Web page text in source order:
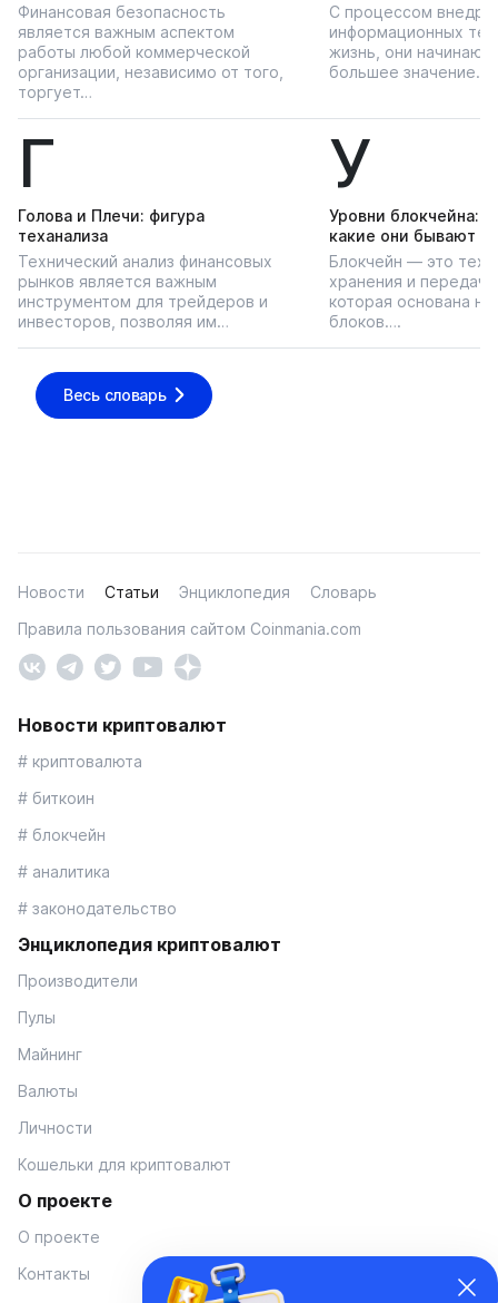
Финансовая безопасность
является важным аспектом
работы любой коммерческой
организации, независимо от того,
торгует…
С процессом
информационных
жизнь, они начинают
большее значение…
Г
Голова и Плечи: фигура
теханализа
Технический анализ финансовых
рынков является важным
инструментом для трейдеров и
инвесторов, позволяя им…
У
Уровни блокчейна:
какие они бывают
Блокчейн — это
хранения и
которая основана
блоков….
Весь словарь
Новости Статьи Энциклопедия
Словарь
Правила пользования сайтом Coinmania.com
Новости криптовалют
# криптовалюта
# биткоин
# блокчейн
# аналитика
# законодательство
Энциклопедия криптовалют
Производители
Пулы
Майнинг
Валюты
Личности
Кошельки для криптовалют
О проекте
О проекте
Контакты